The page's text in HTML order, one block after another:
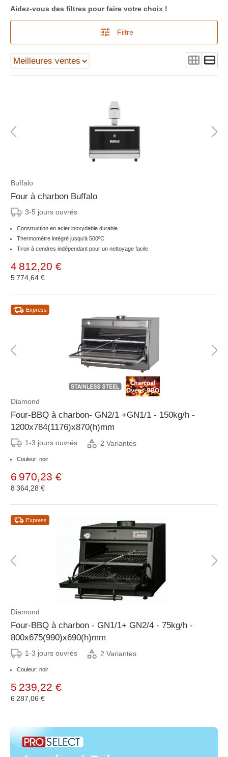
Aidez-vous des filtres pour faire votre choix !
Filtre
Buffalo
Four à charbon Buffalo
3-5 jours ouvrés
Construction en acier inoxydable durable
Thermomètre intégré jusqu'à 500ºC
Tiroir à cendres indépendant pour un nettoyage facile
4 812,20 €
5 774,64 €
Express
Diamond
Four-BBQ à charbon- GN2/1 +GN1/1 - 150kg/h -
1200x784(1176)x870(h)mm
1-3 jours ouvrés 2 Variantes
Couleur: noir
6 970,23 €
8 364,28 €
Express
Diamond
Four-BBQ à charbon - GN1/1+ GN2/4 - 75kg/h -
800x675(990)x690(h)mm
1-3 jours ouvrés 2 Variantes
Couleur: noir
5 239,22 €
6 287,06 €